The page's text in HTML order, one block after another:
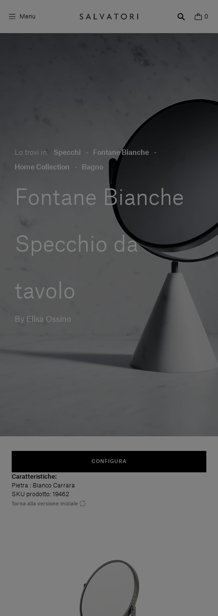
Menu 0
Storie di Design
Vieni a trovarci
Italiano
Contattaci
Lo trovi in: Specchi - Fontane Bianche -
Home Collection - Bagno
Fontane Bianche
Specchio da
tavolo
By Elisa Ossino
CONFIGURA
Caratteristiche:
Pietra : Bianco Carrara
SKU prodotto: 19462
Torna alla versione iniziale